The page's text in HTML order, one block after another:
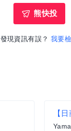
熊快投
發現資訊有誤？ 我要